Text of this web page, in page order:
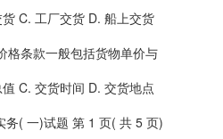
C. 工厂交货 D. 船上交货
条款一般包括货物单价与
C. 交货时间 D. 交货地点
( 一)试题 第 1 页( 共 5 页)